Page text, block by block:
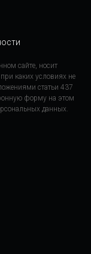
сайте, носит
каких условиях не
статьи 437
форму на этом
данных.